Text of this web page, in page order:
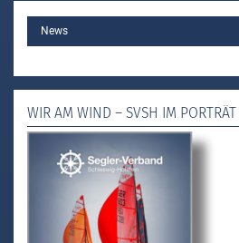
MAINNews
WIR AM WIND – SVSH IM PORTRÄT